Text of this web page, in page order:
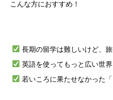
こんな方におすすめ！
長期の留学は難しいけど、
英語を使ってもっと広い世
若いころに果たせなかった